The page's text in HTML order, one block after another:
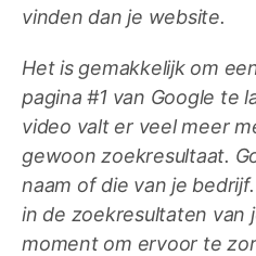
vinden dan je website.
Het is gemakkelijk om
pagina #1 van Google te
video valt er veel meer
gewoon zoekresultaat.
naam of die van je
in de zoekresultaten van
moment om ervoor te